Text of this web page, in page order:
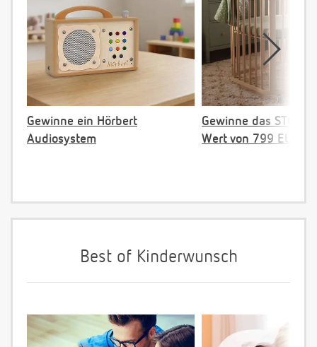
Gewinne ein Hörbert
Audiosystem
Gewinne das
Wert von 799 EUR
Best of Kinderwunsch